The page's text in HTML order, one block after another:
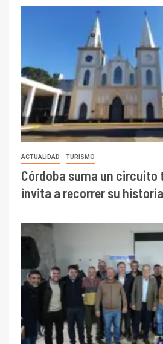
ACTUALIDAD TURISMO
Córdoba suma un
invita a recorrer su